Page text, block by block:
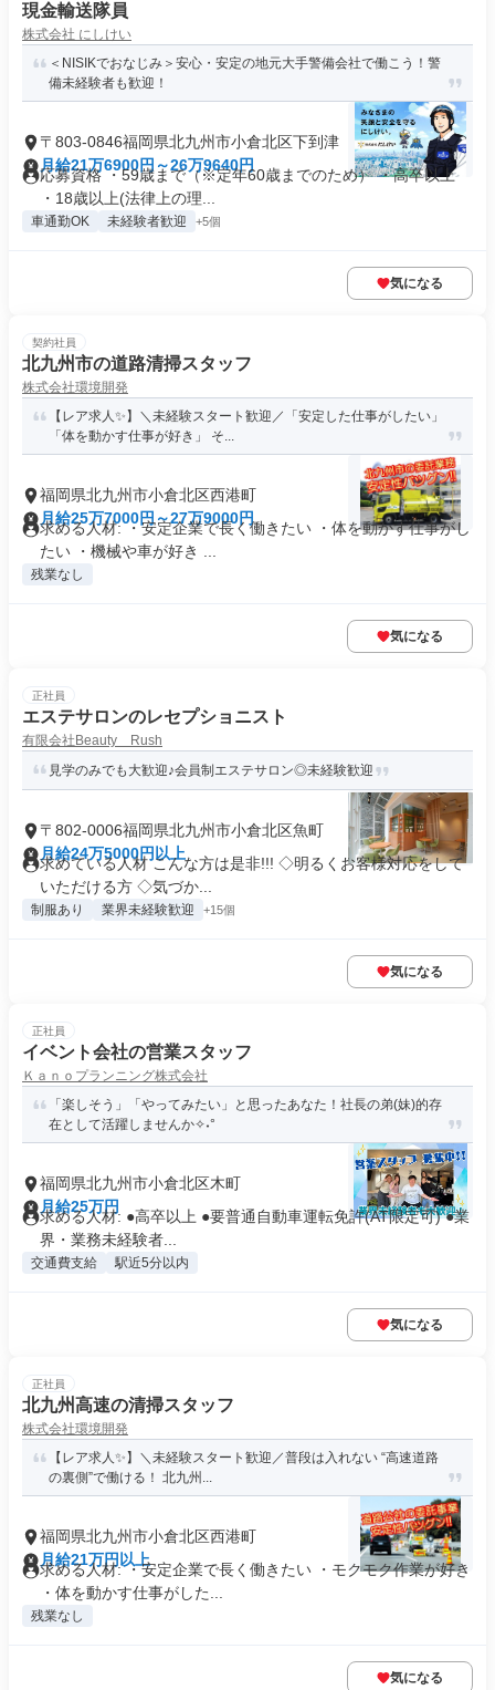
現金輸送隊員
株式会社 にしけい
＜NISIKでおなじみ＞安心・安定の地元大手警備会社で働こう！警
備未経験者も歓迎！
〒803-0846福岡県北九州市小倉北区下到津
月給21万6900円～26万9640円
応募資格 ・59歳まで（※定年60歳までのため） ・高卒以上
・18歳以上(法律上の理...
車通勤OK 未経験者歓迎 +5個
気になる
契約社員
北九州市の道路清掃スタッフ
株式会社環境開発
【レア求人✨】＼未経験スタート歓迎／「安定した仕事がしたい」
「体を動かす仕事が好き」 そ...
福岡県北九州市小倉北区西港町
月給25万7000円～27万9000円
求める人材: ・安定企業で長く働きたい ・体を動かす仕事がし
たい ・機械や車が好き ...
残業なし
気になる
正社員
エステサロンのレセプショニスト
有限会社Beauty Rush
見学のみでも大歓迎♪会員制エステサロン◎未経験歓迎
〒802-0006福岡県北九州市小倉北区魚町
月給24万5000円以上
求めている人材 こんな方は是非!!! ◇明るくお客様対応をして
いただける方 ◇気づか...
制服あり 業界未経験歓迎 +15個
気になる
正社員
イベント会社の営業スタッフ
Ｋａｎｏプランニング株式会社
「楽しそう」「やってみたい」と思ったあなた！社長の弟(妹)的存
在として活躍しませんか✧˖°
福岡県北九州市小倉北区木町
月給25万円
求める人材: ●高卒以上 ●要普通自動車運転免許(AT限定可) ●業
界・業務未経験者...
交通費支給 駅近5分以内
気になる
正社員
北九州高速の清掃スタッフ
株式会社環境開発
【レア求人✨】＼未経験スタート歓迎／普段は入れない “高速道路
の裏側”で働ける！ 北九州...
福岡県北九州市小倉北区西港町
月給21万円以上
求める人材: ・安定企業で長く働きたい ・モクモク作業が好き
・体を動かす仕事がした...
残業なし
気になる